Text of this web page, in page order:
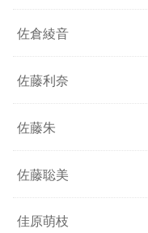
佐倉綾音
佐藤利奈
佐藤朱
佐藤聡美
佳原萌枝